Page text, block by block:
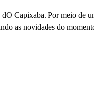
dO Capixaba. Por meio de
as novidades do